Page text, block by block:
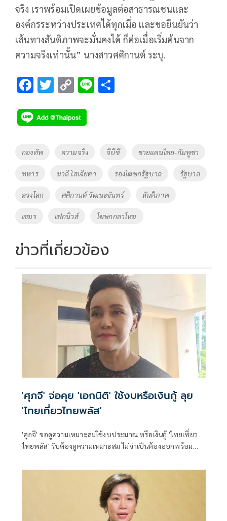
จริง เราพร้อมเปิดเผยข้อมูลต่อสาธารณชนและ
องค์กรระหว่างประเทศได้ทุกเมื่อ และขอยืนยันว่า
เส้นทางสันติภาพจะมั่นคงได้ ก็ต่อเมื่อเริ่มต้นจาก
ความจริงเท่านั้น” นางสาวศศิกานต์ ระบุ.
F
e
b
o
k
T
tt
er
C
p
y
Li
n
k
Li
Tags
กองทัพ ความจริง จีบีซี ชายแดนไทย-กัมพูชา
ทหาร มาลี โสเจียตา รองโฆษกรัฐบาล รัฐบาล
ลวงโลก ศศิกานต์ วัฒนะจันทร์ สันติภาพ
เขมร เฟกนิวส์ โฆษกกลาโหม
ข่าวที่เกี่ยวข้อง
'ศุภจี' จ่อคุย 'เอกนิติ' ใช้งบหรือเงินกู้ ลุย
'ไทยเที่ยวไทยพลัส'
'ศุภจี' ขอดูความเหมาะสมใช้งบประมาณ หรือเงินกู้ 'ไทยเที่ยว
ไทยพลัส' รับต้องดูความเหมาะสม ไม่จำเป็นต้องออกพร้อม